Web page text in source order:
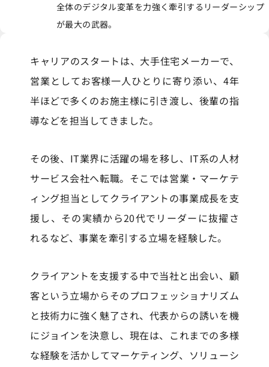
全体のデジタル変革を力強く牽引するリーダーシップ
が最大の武器。
キャリアのスタートは、大手住宅メーカーで、
営業としてお客様一人ひとりに寄り添い、4年
半ほどで多くのお施主様に引き渡し、後輩の指
導などを担当してきました。
その後、IT業界に活躍の場を移し、IT系の人材
サービス会社へ転職。そこでは営業・マーケテ
ィング担当としてクライアントの事業成長を支
援し、その実績から20代でリーダーに抜擢さ
れるなど、事業を牽引する立場を経験した。
クライアントを支援する中で当社と出会い、顧
客という立場からそのプロフェッショナリズム
と技術力に強く魅了され、代表からの誘いを機
にジョインを決意し、現在は、これまでの多様
な経験を活かしてマーケティング、ソリューシ